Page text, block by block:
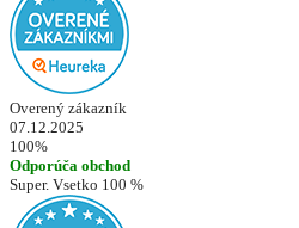
Overený zákazník
07.12.2025
100%
Odporúča obchod
Super. Vsetko 100 %